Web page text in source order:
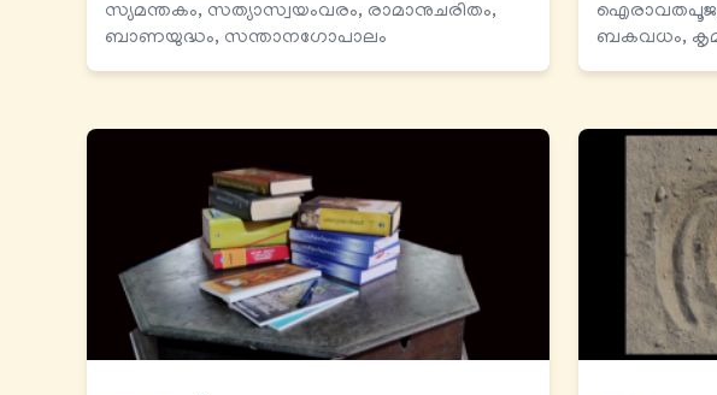
സ്യമന്തകം, സത്യാസ്വയംവരം, രാമാനുചരിതം,
ബാണയുദ്ധം, സന്താനഗോപാലം
ഐരാവതപൂജ,
ബകവധം,